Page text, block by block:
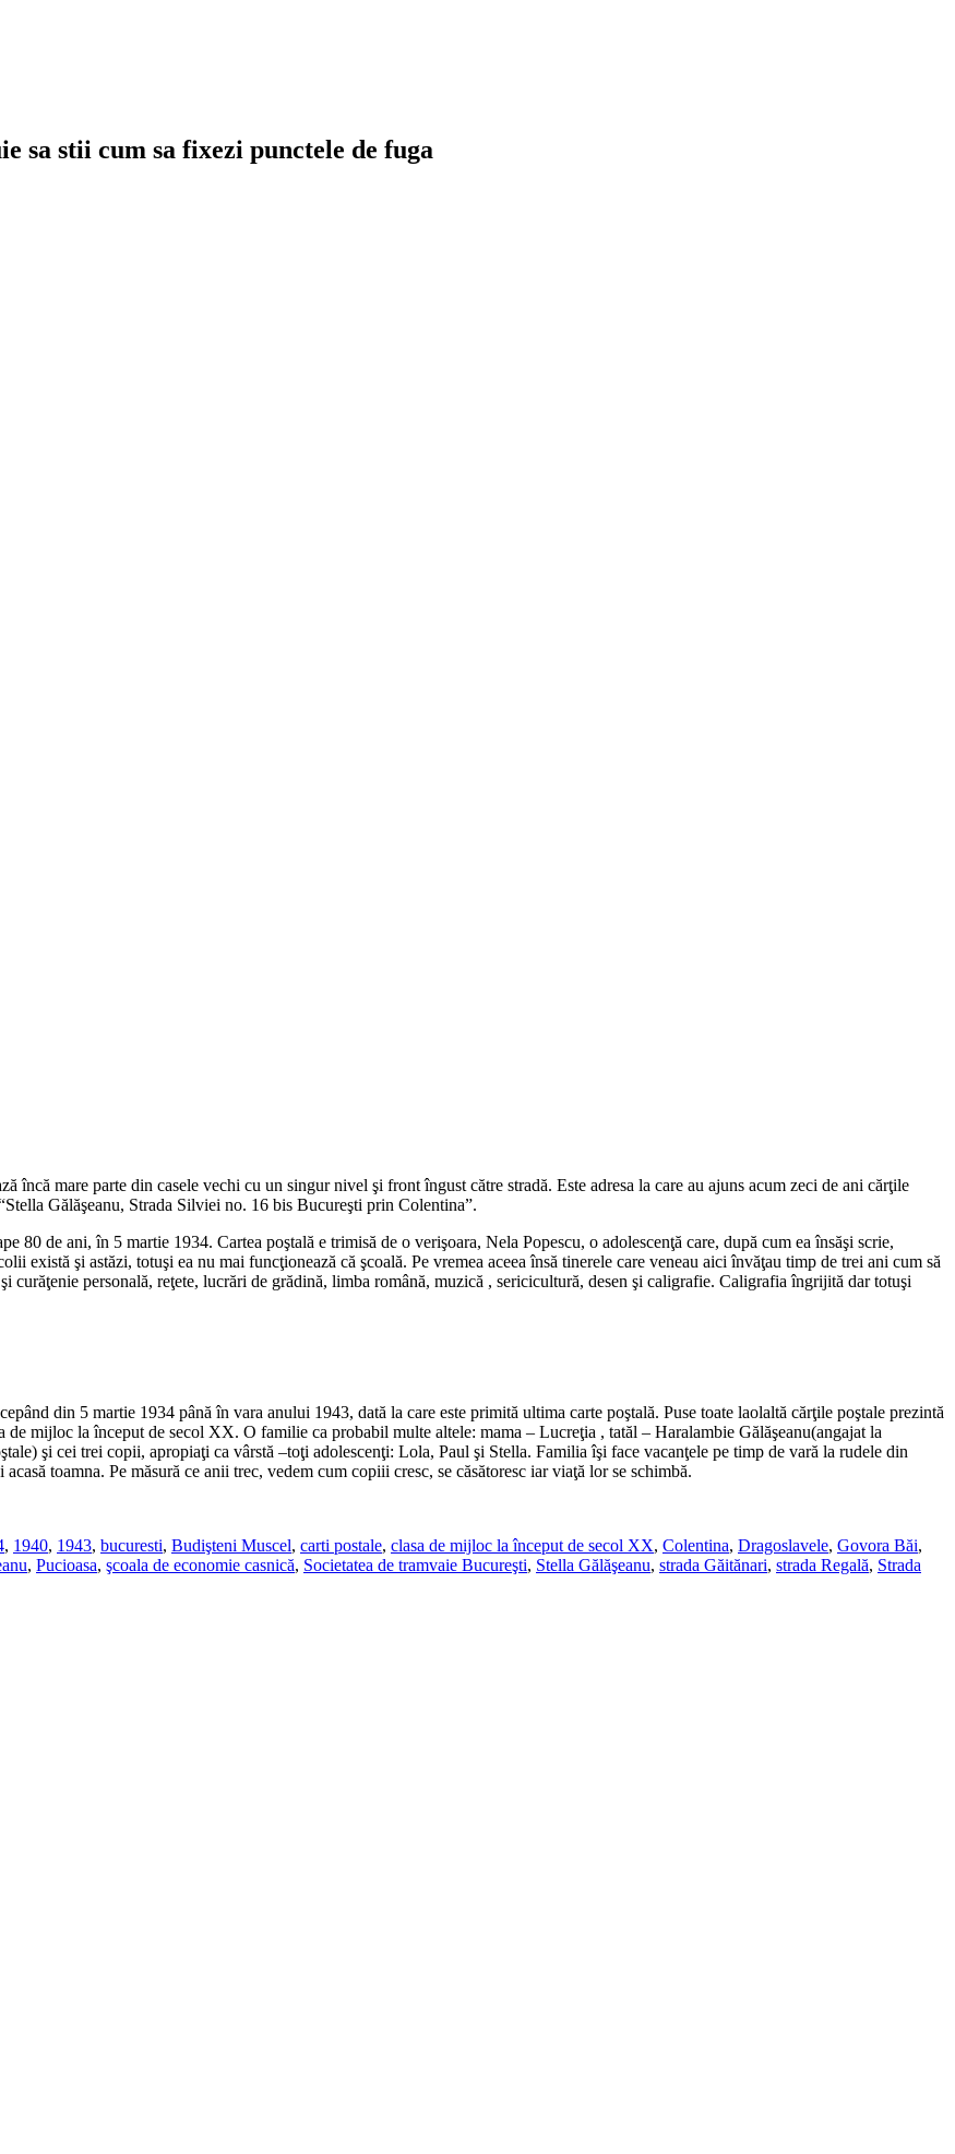
sa stii cum sa fixezi punctele de fuga
încă mare parte din casele vechi cu un singur nivel şi front îngust către stradă. Este adresa la care au ajuns acum zeci de ani cărţile
Gălăşeanu, Strada Silviei no. 16 bis Bucureşti prin Colentina”.
80 de ani, în 5 martie 1934. Cartea poştală e trimisă de o verişoara, Nela Popescu, o adolescenţă care, după cum ea însăşi scrie,
există şi astăzi, totuşi ea nu mai funcţionează că şcoală. Pe vremea aceea însă tinerele care veneau aici învăţau timp de trei ani cum să
personală, reţete, lucrări de grădină, limba română, muzică , sericicultură, desen şi caligrafie. Caligrafia îngrijită dar totuşi
din 5 martie 1934 până în vara anului 1943, dată la care este primită ultima carte poştală. Puse toate laolaltă cărţile poştale prezintă
mijloc la început de secol XX. O familie ca probabil multe altele: mama – Lucreţia , tatăl – Haralambie Gălăşeanu(angajat la
şi cei trei copii, apropiaţi ca vârstă –toţi adolescenţi: Lola, Paul şi Stella. Familia îşi face vacanţele pe timp de vară la rudele din
toamna. Pe măsură ce anii trec, vedem cum copiii cresc, se căsătoresc iar viaţă lor se schimbă.
, 1940, 1943, bucuresti, Budişteni Muscel, carti postale, clasa de mijloc la început de secol XX, Colentina, Dragoslavele, Govora Băi,
, Pucioasa, şcoala de economie casnică, Societatea de tramvaie Bucureşti, Stella Gălăşeanu, strada Găitănari, strada Regală, Strada